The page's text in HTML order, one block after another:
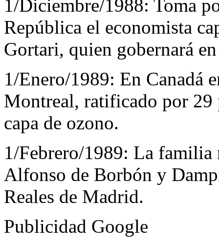
1/Diciembre/1988: Toma
República el economista
Gortari, quien gobernará
1/Enero/1989: En Canadá
Montreal, ratificado por 29
capa de ozono.
1/Febrero/1989: La familia
Alfonso de Borbón y
Reales de Madrid.
Publicidad Google